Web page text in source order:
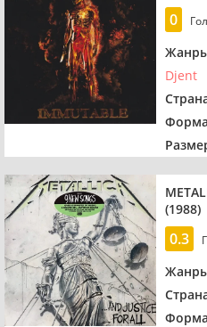
0
Djent
(1988)
0.3